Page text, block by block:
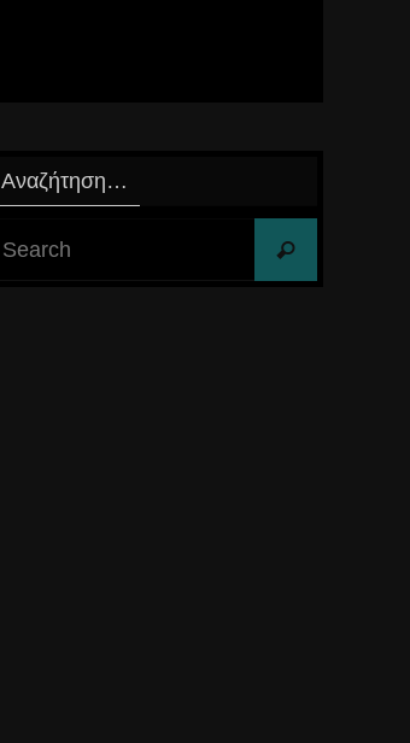
Αναζήτηση…
Search